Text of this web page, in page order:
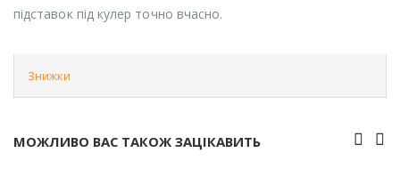
підставок під кулер точно вчасно.
Знижки
МОЖЛИВО ВАС ТАКОЖ ЗАЦІКАВИТЬ